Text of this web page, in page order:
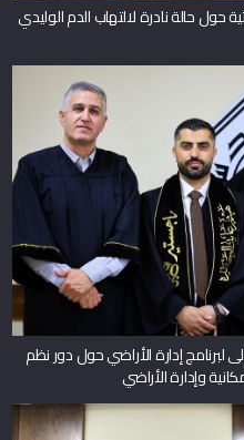
حالة نادرة لالتهاب الدم الوليدي
لبرنامج إدارة الأراضي حول دور نظم
وإدارة الأراضي